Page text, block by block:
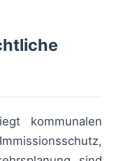
kommunalen